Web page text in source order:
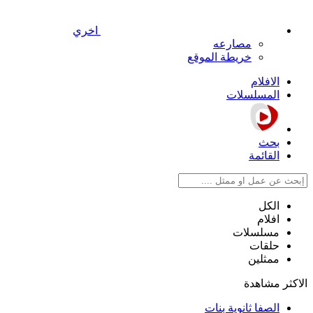
اخري
مصارعه
خريطة الموقع
الافلام
المسلسلات
بحث
القائمة
الكل
افلام
مسلسلات
حلقات
ممثلين
الاكثر مشاهدة
الصفا ثانوية بنات